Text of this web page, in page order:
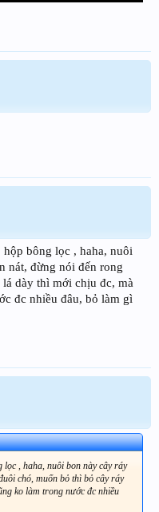
bông lọc , haha, nuôi
nát, đừng nói đến rong
dày thì mới chịu đc, mà
đc nhiều đâu, bỏ làm gì
lọc , haha, nuôi bon này cây ráy
chó, muốn bỏ thì bỏ cây ráy
ko làm trong nước đc nhiều